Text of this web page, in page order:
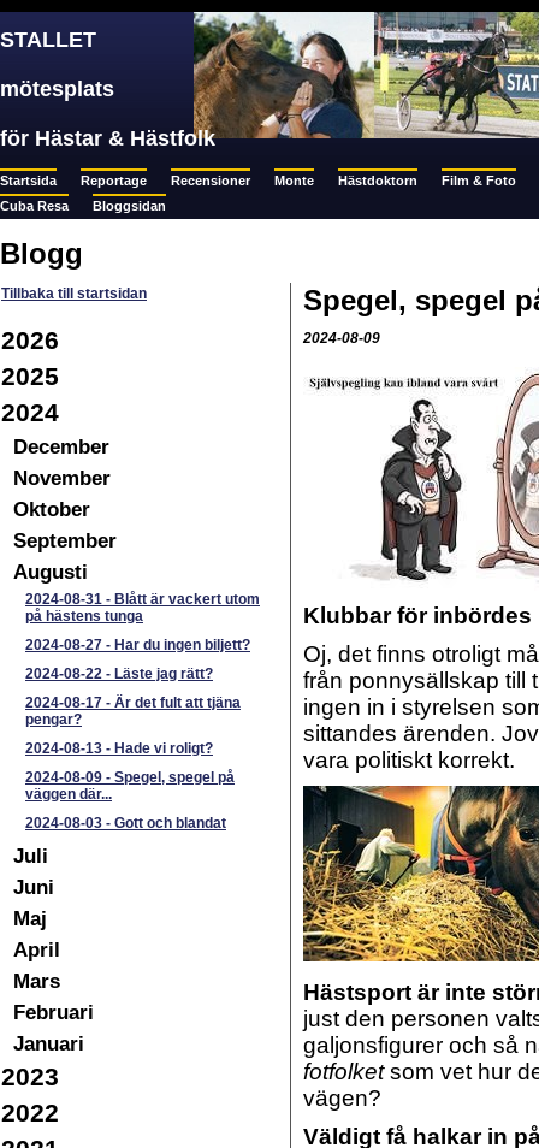
STALLET
mötesplats
för Hästar & Hästfolk
Startsida Reportage Recensioner Monte Hästdoktorn
Film & Foto
Cuba Resa
Bloggsidan
Blogg
Tillbaka till startsidan
2026
2025
2024
December
November
Oktober
September
Augusti
2024-08-31 - Blått är vackert utom
på hästens tunga
2024-08-27 - Har du ingen biljett?
2024-08-22 - Läste jag rätt?
2024-08-17 - Är det fult att tjäna
pengar?
2024-08-13 - Hade vi roligt?
2024-08-09 - Spegel, spegel på
väggen där...
2024-08-03 - Gott och blandat
Juli
Juni
Maj
April
Mars
Februari
Januari
2023
2022
Spegel, spegel
2024-08-09
Klubbar för inbördes
Oj, det finns otroligt
från ponnysällskap till
ingen in i styrelsen
sittandes ärenden.
vara politiskt korrekt.
Hästsport är inte
just den personen
galjonsfigurer och så
fotfolketsom vet hur
vägen?
Väldigt få halkar in